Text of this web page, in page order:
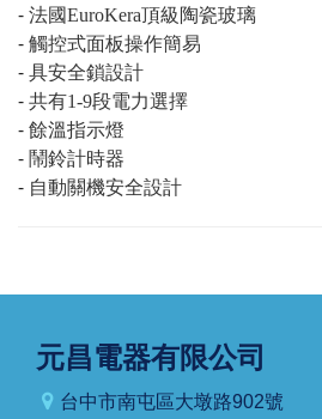
⁃ 法國EuroKera頂級陶瓷玻璃
⁃ 觸控式面板操作簡易
⁃ 具安全鎖設計
⁃ 共有1-9段電力選擇
⁃ 餘溫指示燈
⁃ 鬧鈴計時器
⁃ 自動關機安全設計
元昌電器有限公司
台中市南屯區大墩路902號